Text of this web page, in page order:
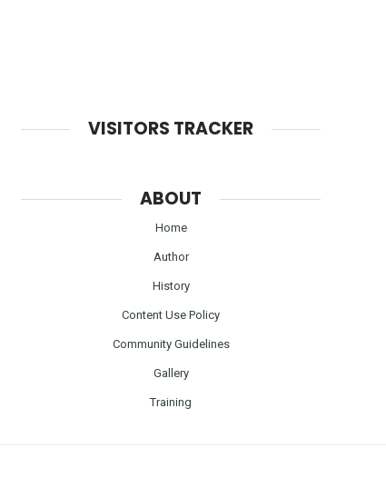
VISITORS TRACKER
ABOUT
Home
Author
History
Content Use Policy
Community Guidelines
Gallery
Training